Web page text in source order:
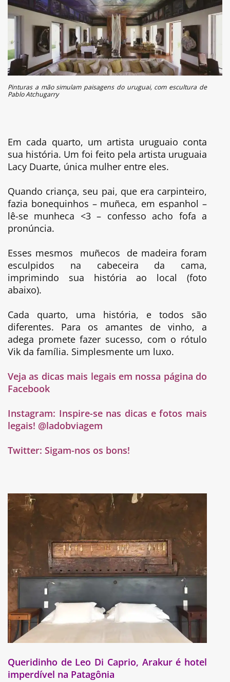
Pinturas a mão simulam paisagens do uruguai, com escultura de
Pablo Atchugarry
Em cada quarto, um artista uruguaio conta
sua história. Um foi feito pela artista uruguaia
Lacy Duarte, única mulher entre eles.
Quando criança, seu pai, que era carpinteiro,
fazia bonequinhos – muñeca, em espanhol –
lê-se munheca <3 – confesso acho fofa a
pronúncia.
Esses mesmos muñecos de madeira foram
esculpidos na cabeceira da cama,
imprimindo sua história ao local (foto
abaixo).
Cada quarto, uma história, e todos são
diferentes. Para os amantes de vinho, a
adega promete fazer sucesso, com o rótulo
Vik da família. Simplesmente um luxo.
Veja as dicas mais legais em nossa página do
Facebook
Instagram: Inspire-se nas dicas e fotos mais
legais! @ladobviagem
Twitter: Sigam-nos os bons!
Queridinho de Leo Di Caprio, Arakur é hotel
imperdível na Patagônia